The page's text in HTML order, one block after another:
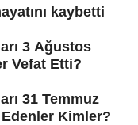
kaybetti
3 Ağustos
Vefat Etti?
31 Temmuz
Kimler?